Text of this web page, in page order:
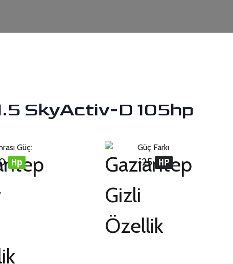
SkyActiv-D 105hp
Güç:
Hp
Güç Farkı
+25 HP